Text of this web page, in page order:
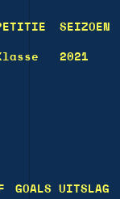
SEIZOEN
2021
GOALS UITSLAG